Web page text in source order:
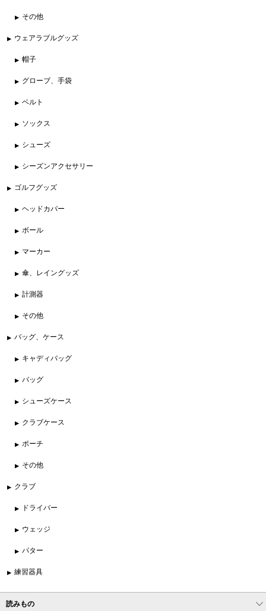
その他
ウェアラブルグッズ
帽子
グローブ、手袋
ベルト
ソックス
シューズ
シーズンアクセサリー
ゴルフグッズ
ヘッドカバー
ボール
マーカー
傘、レイングッズ
計測器
その他
バッグ、ケース
キャディバッグ
バッグ
シューズケース
クラブケース
ポーチ
その他
クラブ
ドライバー
ウェッジ
パター
練習器具
読みもの